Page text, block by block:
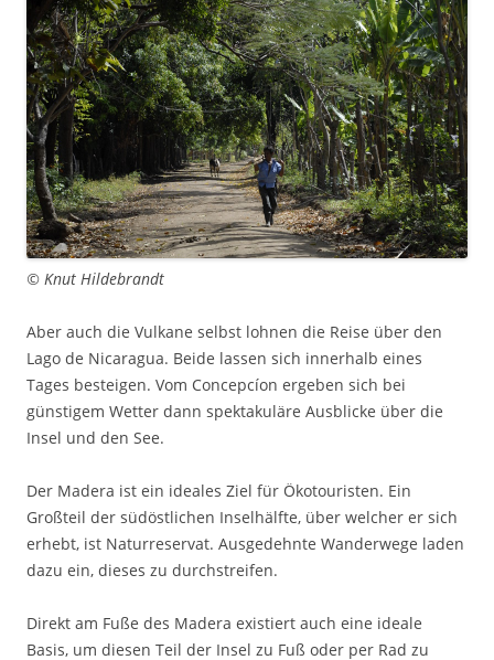
© Knut Hildebrandt
Aber auch die Vulkane selbst lohnen die Reise über den
Lago de Nicaragua. Beide lassen sich innerhalb eines
Tages besteigen. Vom Concepcíon ergeben sich bei
günstigem Wetter dann spektakuläre Ausblicke über die
Insel und den See.
Der Madera ist ein ideales Ziel für Ökotouristen. Ein
Großteil der südöstlichen Inselhälfte, über welcher er sich
erhebt, ist Naturreservat. Ausgedehnte Wanderwege laden
dazu ein, dieses zu durchstreifen.
Direkt am Fuße des Madera existiert auch eine ideale
Basis, um diesen Teil der Insel zu Fuß oder per Rad zu